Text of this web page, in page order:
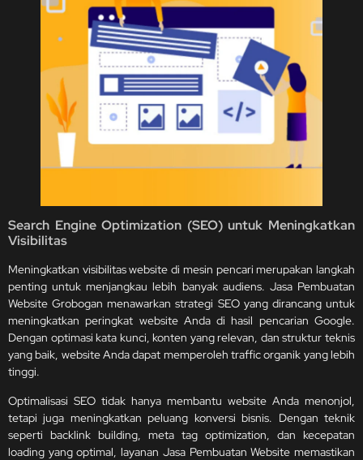
Search Engine Optimization (SEO) untuk Meningkatkan
Visibilitas
Meningkatkan visibilitas website di mesin pencari merupakan langkah
penting untuk menjangkau lebih banyak audiens. Jasa Pembuatan
Website Grobogan menawarkan strategi SEO yang dirancang untuk
meningkatkan peringkat website Anda di hasil pencarian Google.
Dengan optimasi kata kunci, konten yang relevan, dan struktur teknis
yang baik, website Anda dapat memperoleh traffic organik yang lebih
tinggi.
Optimalisasi SEO tidak hanya membantu website Anda menonjol,
tetapi juga meningkatkan peluang konversi bisnis. Dengan teknik
seperti backlink building, meta tag optimization, dan kecepatan
loading yang optimal, layanan Jasa Pembuatan Website memastikan